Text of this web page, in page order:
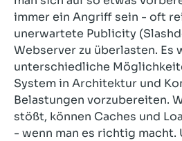
immer ein Angriff sein - oft
unerwartete Publicity
Webserver zu überlasten. Es
unterschiedliche
System in Architektur und
Belastungen vorzubereiten.
stößt, können Caches und
- wenn man es richtig macht.